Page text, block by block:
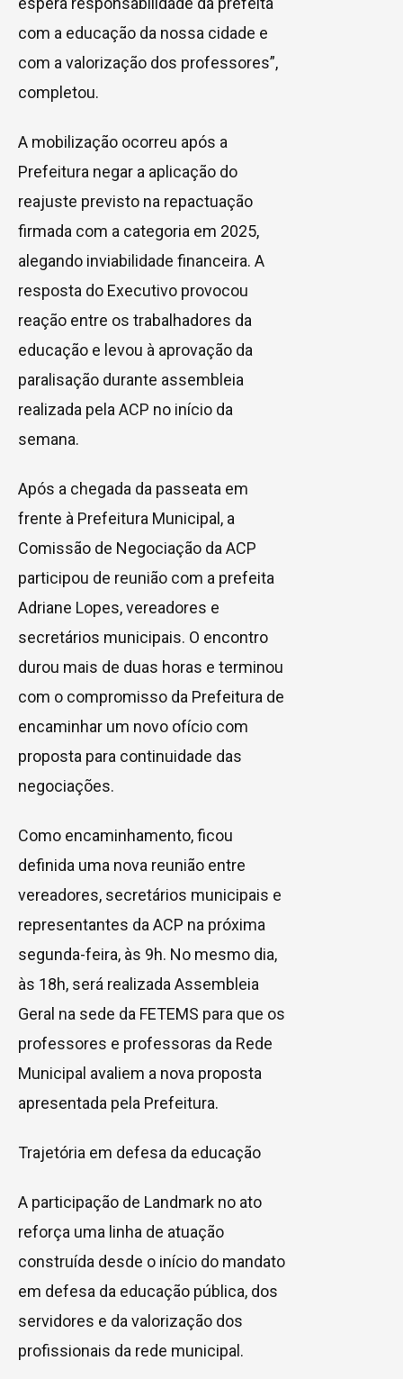
com a educação da nossa cidade e
com a valorização dos professores”,
completou.
A mobilização ocorreu após a
Prefeitura negar a aplicação do
reajuste previsto na repactuação
firmada com a categoria em 2025,
alegando inviabilidade financeira. A
resposta do Executivo provocou
reação entre os trabalhadores da
educação e levou à aprovação da
paralisação durante assembleia
realizada pela ACP no início da
semana.
Após a chegada da passeata em
frente à Prefeitura Municipal, a
Comissão de Negociação da ACP
participou de reunião com a prefeita
Adriane Lopes, vereadores e
secretários municipais. O encontro
durou mais de duas horas e terminou
com o compromisso da Prefeitura de
encaminhar um novo ofício com
proposta para continuidade das
negociações.
Como encaminhamento, ficou
definida uma nova reunião entre
vereadores, secretários municipais e
representantes da ACP na próxima
segunda-feira, às 9h. No mesmo dia,
às 18h, será realizada Assembleia
Geral na sede da FETEMS para que os
professores e professoras da Rede
Municipal avaliem a nova proposta
apresentada pela Prefeitura.
Trajetória em defesa da educação
A participação de Landmark no ato
reforça uma linha de atuação
construída desde o início do mandato
em defesa da educação pública, dos
servidores e da valorização dos
profissionais da rede municipal.